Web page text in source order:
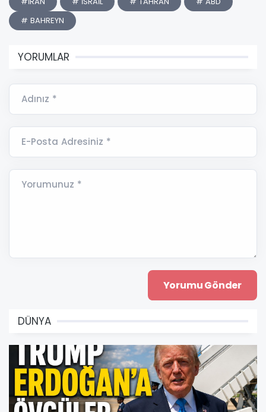
# BAHREYN
YORUMLAR
Adınız *
E-Posta Adresiniz *
Yorumunuz *
DÜNYA